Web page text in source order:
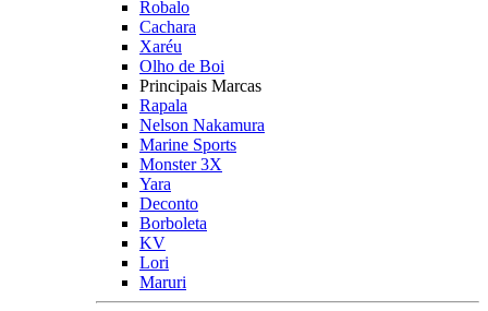
Robalo
Cachara
Xaréu
Olho de Boi
Principais Marcas
Rapala
Nelson Nakamura
Marine Sports
Monster 3X
Yara
Deconto
Borboleta
KV
Lori
Maruri